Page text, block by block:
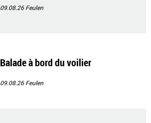
09.08.26Feulen
Balade à bord du voilier
09.08.26Feulen